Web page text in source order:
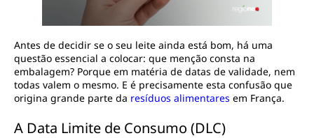
Antes de decidir se o seu leite ainda está bom, há uma
questão essencial a colocar: que menção consta na
embalagem? Porque em matéria de datas de validade, nem
todas valem o mesmo. E é precisamente esta confusão que
origina grande parte da resíduos alimentares em França.
A Data Limite de Consumo (DLC)